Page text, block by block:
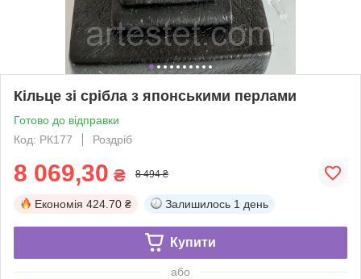
Кільце зі срібла з японськими перлами
Готово до відправки
Код: РК177
Роздріб
8 069,30 ₴ 8 494 ₴
Економія 424.70 ₴ Залишилось 1 день
Купити
або